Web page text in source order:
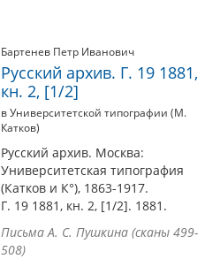
Бартенев Петр Иванович
Русский архив. Г. 19 1881,
кн. 2, [1/2]
в Университетской типографии (М.
Катков)
Русский архив. Москва:
Университетская типография
(Катков и К°), 1863-1917.
Г. 19 1881, кн. 2, [1/2]. 1881.
Письма А. С. Пушкина (сканы 499-
508)